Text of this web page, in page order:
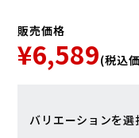
販売価格
¥6,589(税込
バリエーション